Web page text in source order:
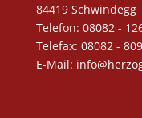
84419 Schwindegg
Telefon: 08082 -
Telefax: 08082 -
E-Mail: